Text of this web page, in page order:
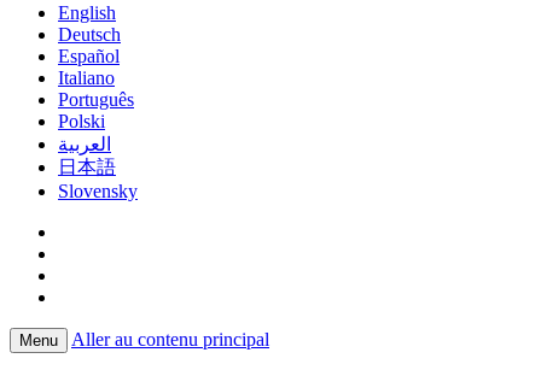
English
Deutsch
Español
Italiano
Português
Polski
العربية
日本語
Slovensky
Menu Aller au contenu principal